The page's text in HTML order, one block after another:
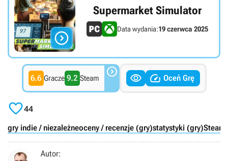

Supermarket Simulator
Data wydania:19 czerwca 2025
6.6 Gracze 9.2 Steam    Oceń Grę
44
gry indie / niezależneoceny / recenzje (gry)statystyki (gry)Steam
Autor: